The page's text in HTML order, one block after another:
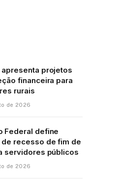
apresenta projetos
financeira para
rurais
de 2026
Federal define
recesso de fim de
servidores públicos
de 2026